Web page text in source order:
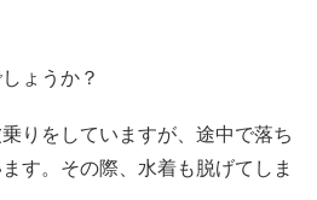
ょうか？
りをしていますが、途中で落ち
す。その際、水着も脱げてしま